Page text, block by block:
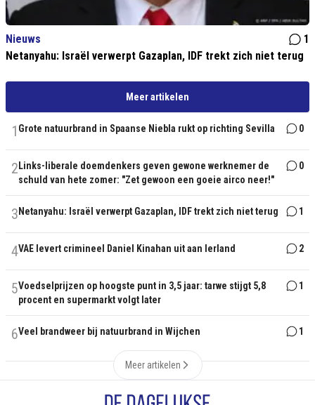
Nieuws
1
Netanyahu: Israël verwerpt Gazaplan, IDF trekt zich niet terug
Meer artikelen
1 Grote natuurbrand in Spaanse Niebla rukt op richting Sevilla 0
2 Links-liberale doemdenkers geven gewone werknemer de
schuld van hete zomer: "Zet gewoon een goeie airco neer!"
0
3 Netanyahu: Israël verwerpt Gazaplan, IDF trekt zich niet terug 1
4VAE levert crimineel Daniel Kinahan uit aan Ierland 2
5Voedselprijzen op hoogste punt in 3,5 jaar: tarwe stijgt 5,8
procent en supermarkt volgt later
1
6Veel brandweer bij natuurbrand in Wijchen 1
Meer artikelen